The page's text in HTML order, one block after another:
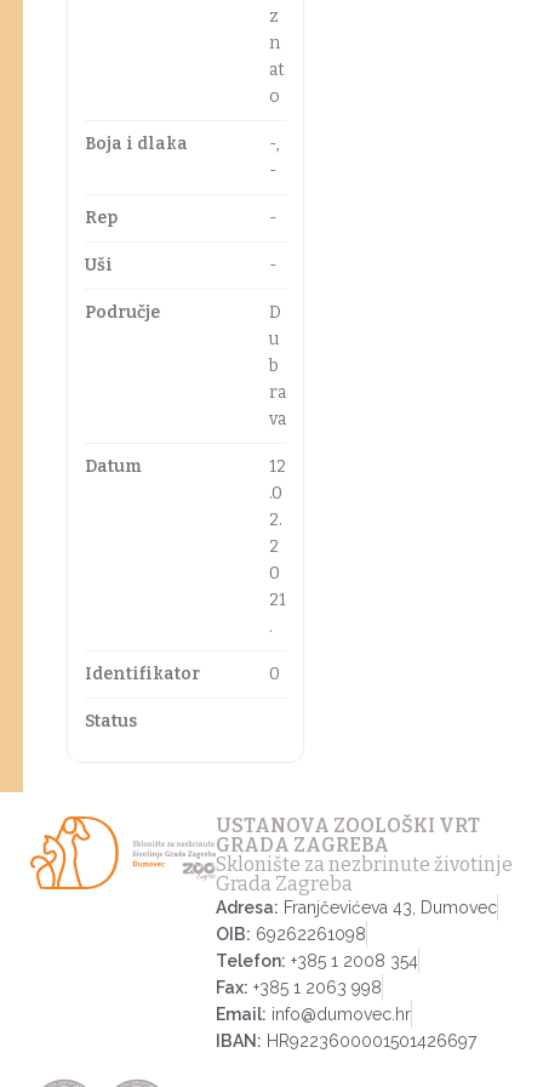
z
n
at
o
Boja i dlaka
-,
-
Rep -
Uši -
Područje
D
u
b
ra
va
Datum
12
.0
2.
2
0
21
.
Identifikator 0
Status
USTANOVA ZOOLOŠKI VRT
GRADA ZAGREBA
Sklonište za nezbrinute životinje
Grada Zagreba
Adresa: Franjčevićeva 43, Dumovec
OIB: 69262261098
Telefon: +385 1 2008 354
Fax: +385 1 2063 998
Email: info@dumovec.hr
IBAN: HR9223600001501426697